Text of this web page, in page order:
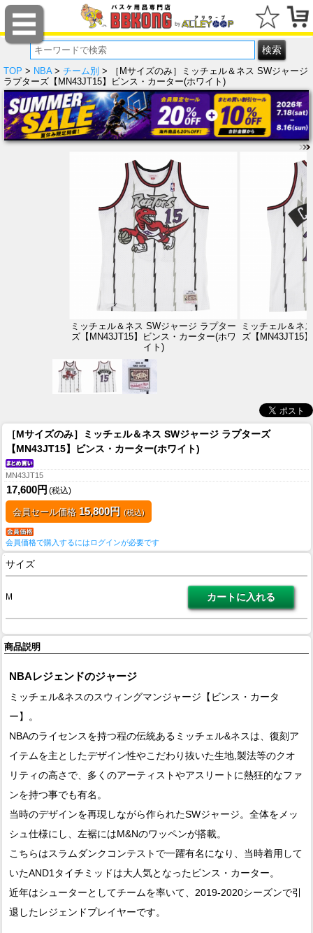
TOP > NBA> チーム別 > ［Mサイズのみ］ミッチェル＆ネス SWジャージ
ラプターズ【MN43JT15】ビンス・カーター(ホワイト)
ミッチェル＆ネス SWジャージ ラプター
ズ【MN43JT15】ビンス・カーター(ホワ
イト)
ミッチェル＆ネ
ズ【MN43JT15
［Mサイズのみ］ミッチェル＆ネス SWジャージ ラプターズ
【MN43JT15】ビンス・カーター(ホワイト)
MN43JT15
17,600円 (税込)
会員セール価格 15,800円 (税込)
会員価格で購入するにはログインが必要です
サイズ
M
商品説明
NBAレジェンドのジャージ
ミッチェル&ネスのスウィングマンジャージ【ビンス・カータ
ー】。
NBAのライセンスを持つ程の伝統あるミッチェル&ネスは、復刻ア
イテムを主としたデザイン性やこだわり抜いた生地,製法等のクオ
リティの高さで、多くのアーティストやアスリートに熱狂的なファ
ンを持つ事でも有名。
当時のデザインを再現しながら作られたSWジャージ。全体をメッ
シュ仕様にし、左裾にはM&Nのワッペンが搭載。
こちらはスラムダンクコンテストで一躍有名になり、当時着用して
いたAND1タイチミッドは大人気となったビンス・カーター。
近年はシューターとしてチームを率いて、2019-2020シーズンで引
退したレジェンドプレイヤーです。